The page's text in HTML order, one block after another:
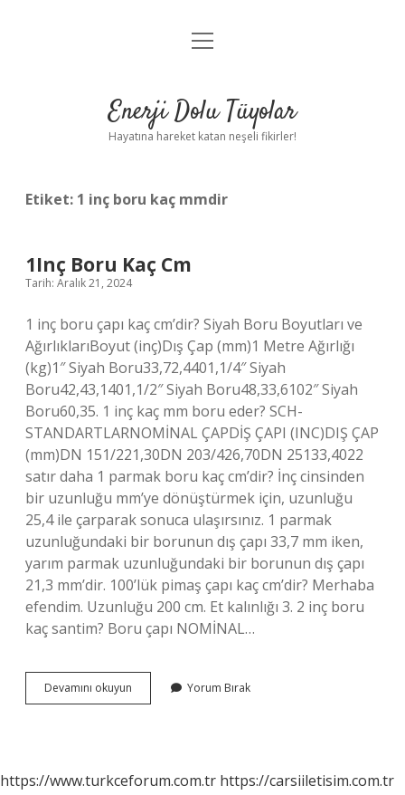
Anasayfa
Yasal Uyarı
menüyü
Enerji Dolu Tüyolar
Hayatına hareket katan neşeli fikirler!
Etiket: 1 inç boru kaç mmdir
1Inç Boru Kaç Cm
Tarih: Aralık 21, 2024
1 inç boru çapı kaç cm’dir? Siyah Boru Boyutları ve
AğırlıklarıBoyut (inç)Dış Çap (mm)1 Metre Ağırlığı
(kg)1″ Siyah Boru33,72,4401,1/4″ Siyah
Boru42,43,1401,1/2″ Siyah Boru48,33,6102″ Siyah
Boru60,35. 1 inç kaç mm boru eder? SCH-
STANDARTLARNOMİNAL ÇAPDİŞ ÇAPI (INC)DIŞ ÇAP
(mm)DN 151/221,30DN 203/426,70DN 25133,4022
satır daha 1 parmak boru kaç cm’dir? İnç cinsinden
bir uzunluğu mm’ye dönüştürmek için, uzunluğu
25,4 ile çarparak sonuca ulaşırsınız. 1 parmak
uzunluğundaki bir borunun dış çapı 33,7 mm iken,
yarım parmak uzunluğundaki bir borunun dış çapı
21,3 mm’dir. 100’lük pimaş çapı kaç cm’dir? Merhaba
efendim. Uzunluğu 200 cm. Et kalınlığı 3. 2 inç boru
kaç santim? Boru çapı NOMİNAL…
Devamını okuyun
Boru
Yorum Bırak
https://www.turkceforum.com.tr https://carsiiletisim.com.tr